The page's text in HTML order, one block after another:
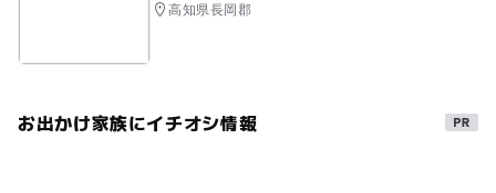
高知県長岡郡
お出かけ家族にイチオシ情報